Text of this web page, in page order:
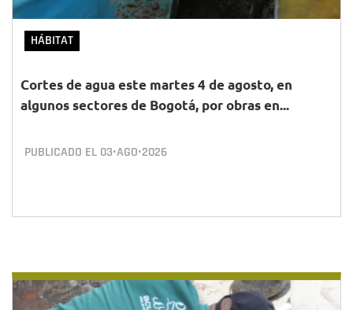
HÁBITAT
Cortes de agua este martes 4 de agosto, en
algunos sectores de Bogotá, por obras en...
PUBLICADO EL 03•AGO•2026